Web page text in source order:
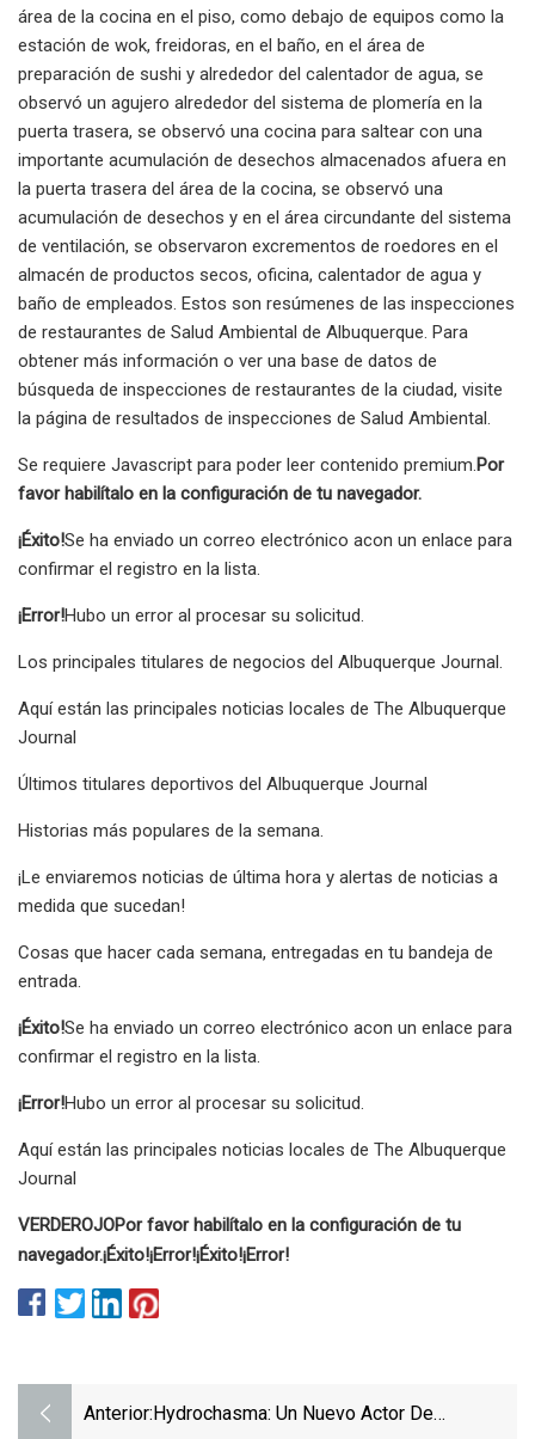
área de la cocina en el piso, como debajo de equipos como la
estación de wok, freidoras, en el baño, en el área de
preparación de sushi y alrededor del calentador de agua, se
observó un agujero alrededor del sistema de plomería en la
puerta trasera, se observó una cocina para saltear con una
importante acumulación de desechos almacenados afuera en
la puerta trasera del área de la cocina, se observó una
acumulación de desechos y en el área circundante del sistema
de ventilación, se observaron excrementos de roedores en el
almacén de productos secos, oficina, calentador de agua y
baño de empleados. Estos son resúmenes de las inspecciones
de restaurantes de Salud Ambiental de Albuquerque. Para
obtener más información o ver una base de datos de
búsqueda de inspecciones de restaurantes de la ciudad, visite
la página de resultados de inspecciones de Salud Ambiental.
Se requiere Javascript para poder leer contenido premium.Por
favor habilítalo en la configuración de tu navegador.
¡Éxito!Se ha enviado un correo electrónico acon un enlace para
confirmar el registro en la lista.
¡Error!Hubo un error al procesar su solicitud.
Los principales titulares de negocios del Albuquerque Journal.
Aquí están las principales noticias locales de The Albuquerque
Journal
Últimos titulares deportivos del Albuquerque Journal
Historias más populares de la semana.
¡Le enviaremos noticias de última hora y alertas de noticias a
medida que sucedan!
Cosas que hacer cada semana, entregadas en tu bandeja de
entrada.
¡Éxito!Se ha enviado un correo electrónico acon un enlace para
confirmar el registro en la lista.
¡Error!Hubo un error al procesar su solicitud.
Aquí están las principales noticias locales de The Albuquerque
Journal
VERDEROJOPor favor habilítalo en la configuración de tu
navegador.¡Éxito!¡Error!¡Éxito!¡Error!
Anterior: Hydrochasma: Un Nuevo Actor De